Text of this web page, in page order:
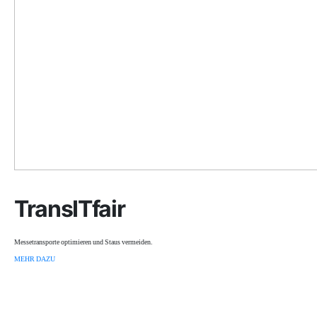
TransITfair
Messetransporte optimieren und Staus vermeiden.
MEHR DAZU